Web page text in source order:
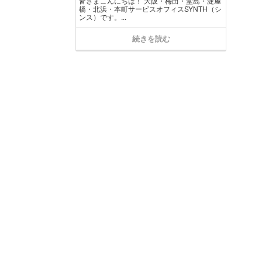
橋・北浜・本町サービスオフィスSYNTH（シ
ンス）です​。...
続きを読む